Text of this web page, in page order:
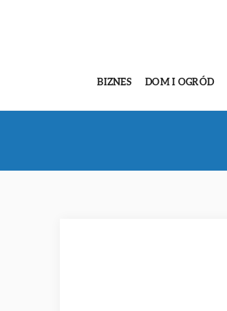
BIZNES DOM I OGRÓD